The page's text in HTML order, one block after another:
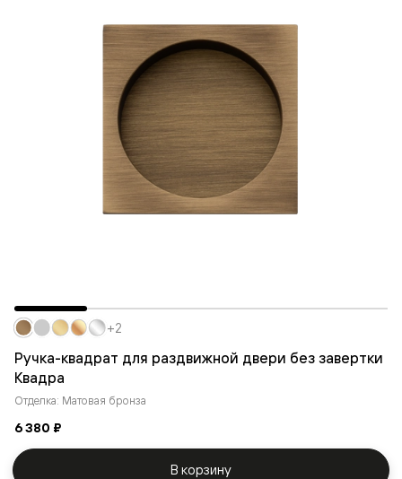
Ручка-квадрат для раздвижной двери без завертки
Квадра
Отделка: Матовая бронза
6 380 ₽
+2
В корзину